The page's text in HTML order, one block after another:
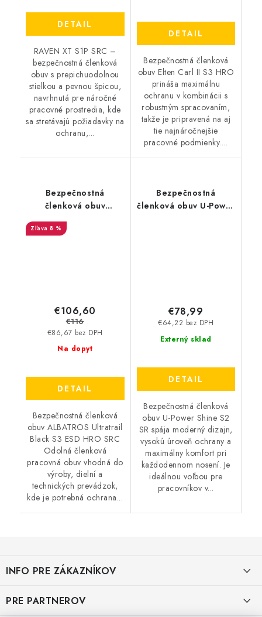
DETAIL
RAVEN XT S1P SRC –
bezpečnostná členková
obuv s prepichuodolnou
stielkou a pevnou špicou,
navrhnutá pre náročné
pracovné prostredia, kde
sa stretávajú požiadavky na
ochranu,...
DETAIL
Bezpečnostná členková
obuv Elten Carl II S3 HRO
prináša maximálnu
ochranu v kombinácii s
robustným spracovaním,
takže je pripravená na aj
tie najnáročnejšie
pracovné podmienky....
Bezpečnostná
členková obuv
ALBATROS - Ultratrail
BC S3 ESD HRO SRC
8 %
Na dopyt
€86,67 bez DPH
€106,60
€116
DETAIL
Bezpečnostná členková
obuv ALBATROS Ultratrail
Black S3 ESD HRO SRC
Odolná členková
pracovná obuv vhodná do
výroby, dielní a
technických prevádzok,
kde je potrebná ochrana...
Bezpečnostná
členková obuv U-Power
Externý sklad
€64,22 bez DPH
€78,99
DETAIL
Bezpečnostná členková
obuv U-Power Shine S2
SR spája moderný dizajn,
vysokú úroveň ochrany a
maximálny komfort pri
každodennom nosení. Je
ideálnou voľbou pre
pracovníkov v...
p
ä
INFO PRE ZÁKAZNÍKOV
PRE PARTNEROV